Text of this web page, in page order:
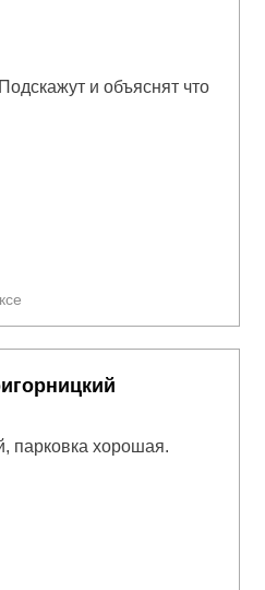
и объяснят что
парковка хорошая.